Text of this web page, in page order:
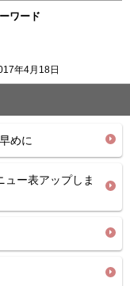
ワード
年4月18日
早めに
ュー表アップしま